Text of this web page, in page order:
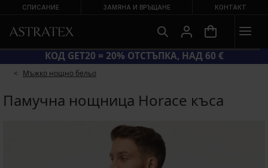
СПИСАНИЕ ЗАМЯНА И ВРЪЩАНЕ КОНТАКТ
КОД GET20 = 20%
ДО −70 %
Мъжко нощно бельо
Памучна нощница Horace къса